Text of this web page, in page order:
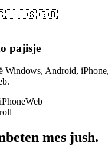
🇺🇸 🇬🇧
pajisje
Windows, Android,
iPhoneWeb
mes jush.